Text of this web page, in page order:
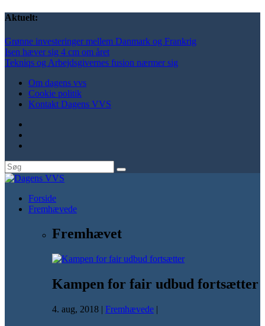
Aktuelt:
Grønne investeringer mellem Danmark og Frankrig
Isen hæver sig 4 cm om året
Tekniqs og Arbejdsgivernes fusion nærmer sig
Om dagens vvs
Cookie politik
Kontakt Dagens VVS
Forside
Fremhævede
Fremhævet
Kampen for fair udbud fortsætter
4. aug, 2018 | Fremhævede |